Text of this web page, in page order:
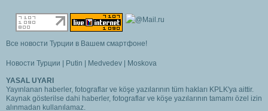
Все новости Турции в Вашем смартфоне!
Новости Турции | Putin | Medvedev | Moskova
YASAL UYARI
Yayınlanan haberler, fotograflar ve köşe yazılarının tüm hakları KPLK'ya aittir.
Kaynak gösterilse dahi haberler, fotograflar ve köşe yazılarının tamamı özel izin
alınmadan kullanılamaz.